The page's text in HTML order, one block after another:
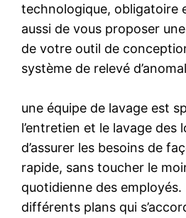
technologique, obligatoire
aussi de vous proposer
de votre outil de
système de relevé
une équipe de lavage est
l’entretien et le lavage des
d’assurer les besoins de
rapide, sans toucher le
quotidienne des employés.
différents plans qui